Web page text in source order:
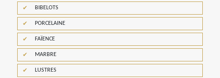
BIBELOTS
PORCELAINE
FAÏENCE
MARBRE
LUSTRES